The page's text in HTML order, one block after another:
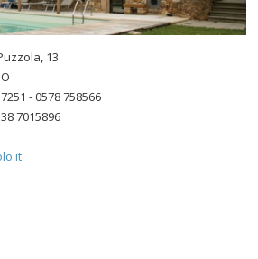
13
- 0578 758566
7015896